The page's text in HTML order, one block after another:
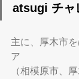
atsugi チャ
主に、厚木市
ア
（相模原市、